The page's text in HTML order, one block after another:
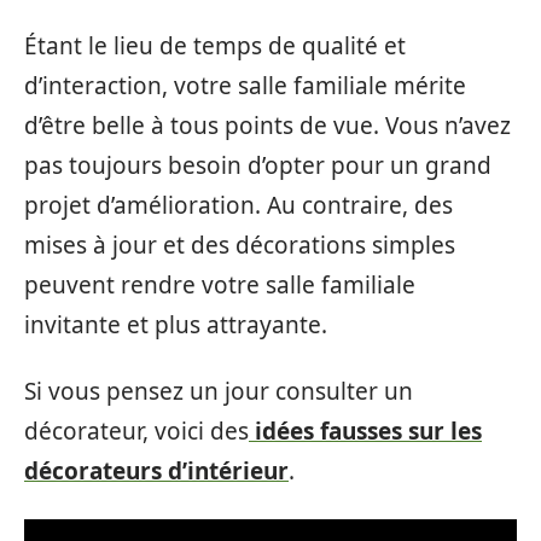
Étant le lieu de temps de qualité et
d’interaction, votre salle familiale mérite
d’être belle à tous points de vue. Vous n’avez
pas toujours besoin d’opter pour un grand
projet d’amélioration. Au contraire, des
mises à jour et des décorations simples
peuvent rendre votre salle familiale
invitante et plus attrayante.
Si vous pensez un jour consulter un
décorateur, voici des idées fausses sur les
décorateurs d’intérieur.